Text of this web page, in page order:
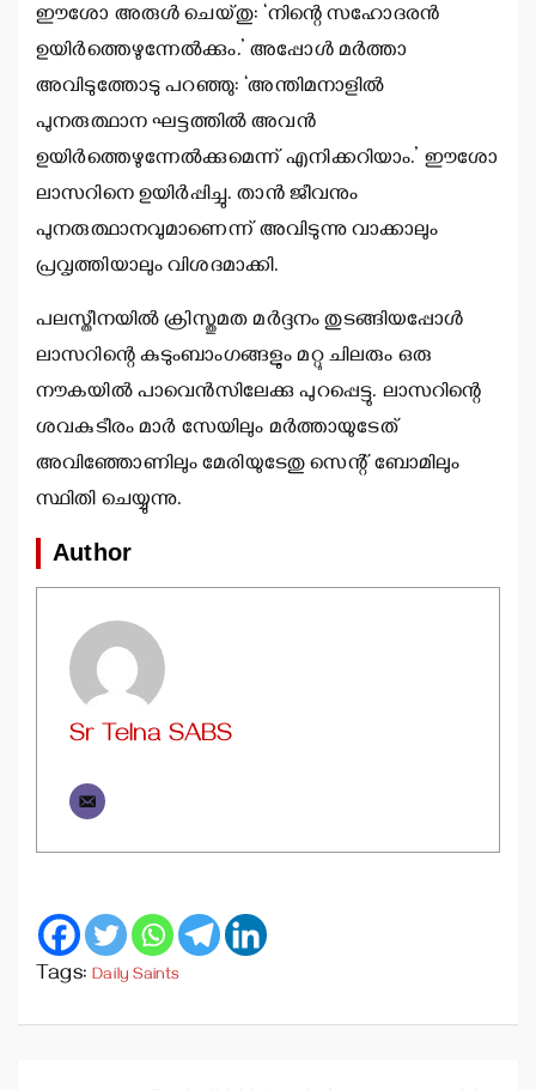
ഈശോ അരുള്‍ ചെയ്തു: ‘നിന്റെ സഹോദരന്‍
ഉയിര്‍ത്തെഴുന്നേല്‍ക്കും.’ അപ്പോള്‍ മര്‍ത്താ
അവിടുത്തോടു പറഞ്ഞു: ‘അന്തിമനാളില്‍
പുനരുത്ഥാന ഘട്ടത്തില്‍ അവന്‍
ഉയിര്‍ത്തെഴുന്നേല്‍ക്കുമെന്ന് എനിക്കറിയാം.’ ഈശോ
ലാസറിനെ ഉയിര്‍പ്പിച്ചു. താന്‍ ജീവനും
പുനരുത്ഥാനവുമാണെന്ന് അവിടുന്നു വാക്കാലും
പ്രവൃത്തിയാലും വിശദമാക്കി.
പലസ്തീനയില്‍ ക്രിസ്തുമത മര്‍ദ്ദനം തുടങ്ങിയപ്പോള്‍
ലാസറിന്റെ കുടുംബാംഗങ്ങളും മറ്റു ചിലരും ഒരു
നൗകയില്‍ പാവെന്‍സിലേക്കു പുറപ്പെട്ടു. ലാസറിന്റെ
ശവകുടീരം മാര്‍ സേയിലും മര്‍ത്തായുടേത്
അവിഞ്ഞോണിലും മേരിയുടേതു സെന്റ് ബോമിലും
സ്ഥിതി ചെയ്യുന്നു.
Author
Sr Telna SABS
Tags: Daily Saints